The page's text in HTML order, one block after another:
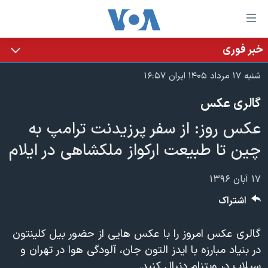
لینکهای
قابل
دسترسی
جهش
محتوای
اصلی
جهش
به
اصلی
جهش
جستجو
خانه
نسخه سبک وب‌سایت
موضوع ها
ایران
آمریکا
ویژه برنامه‌ها
ویدیوها
برنامه های تلویزیونی
جدول برنامه ها
صفحه‌های ویژه
۲۵۰سالگی آمریکا
بایگانی برنامه‌های تلویزیونی
فرکانس‌های صدای آمریکا
یادگیری زبان انگلیسی
خبر فوری
شنبه ۱۷ مرداد ۱۴۰۵ ایران ۱۶:۵۷
گالری عکس
عکس روز: از سفر پرزیدنت ترامپ به
چین تا طبیعت ارکواز ملکشاهی در ایلام
۱۷ آبان ۱۳۹۶
گالری عکس امروز را با عکس هایی از حضور بیل کلینتون
در بنیاد مبارزه با ایدز التون جان، آلودگی هوا در تهران و
اشتراک